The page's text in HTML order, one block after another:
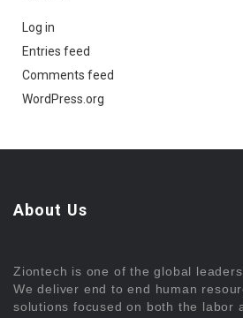
Log in
Entries feed
Comments feed
WordPress.org
About Us
Ziontech is one of the global
We deliver end to end human
solutions focused on both the labor